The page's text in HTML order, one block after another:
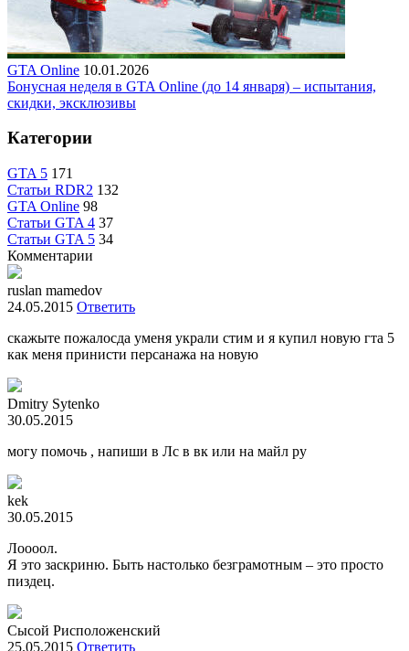
GTA Online 10.01.2026
Бонусная неделя в GTA Online (до 14 января) – испытания,
скидки, эксклюзивы
Категории
GTA 5 171
Статьи RDR2 132
GTA Online 98
Статьи GTA 4 37
Статьи GTA 5 34
Комментарии
ruslan mamedov
24.05.2015 Ответить
скажыте пожалосда уменя украли стим и я купил новую гта 5
как меня принисти персанажа на новую
Dmitry Sytenko
30.05.2015
могу помочь , напиши в Лс в вк или на майл ру
kek
30.05.2015
Лоооол.
Я это заскриню. Быть настолько безграмотным – это просто
пиздец.
Сысой Рисположенский
25.05.2015 Ответить